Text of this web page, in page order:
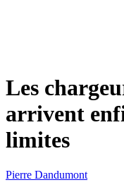
Les
arrivent
limites
Pierre Dandumont